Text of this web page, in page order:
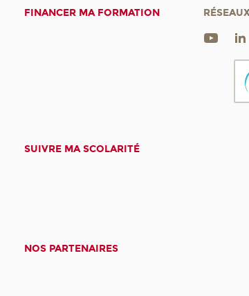
FINANCER MA FORMATION
SUIVRE MA SCOLARITÉ
NOS PARTENAIRES